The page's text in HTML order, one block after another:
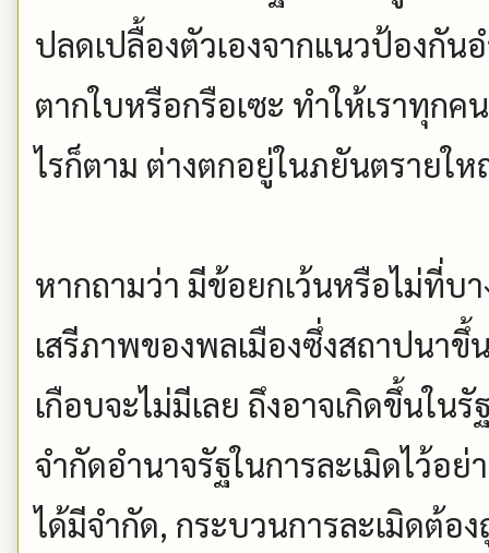
ปลดเปลื้องตัวเองจากแนวป้องกั
ตากใบหรือกรือเซะ ทำให้เราทุก
ไรก็ตาม ต่างตกอยู่ในภยันตรายใ
หากถามว่า มีข้อยกเว้นหรือไม่ที่บ
เสรีภาพของพลเมืองซึ่งสถาปนา
เกือบจะไม่มีเลย ถึงอาจเกิดขึ้นใน
จำกัดอำนาจรัฐในการละเมิดไว้อย่
ได้มีจำกัด, กระบวนการละเมิดต้อ